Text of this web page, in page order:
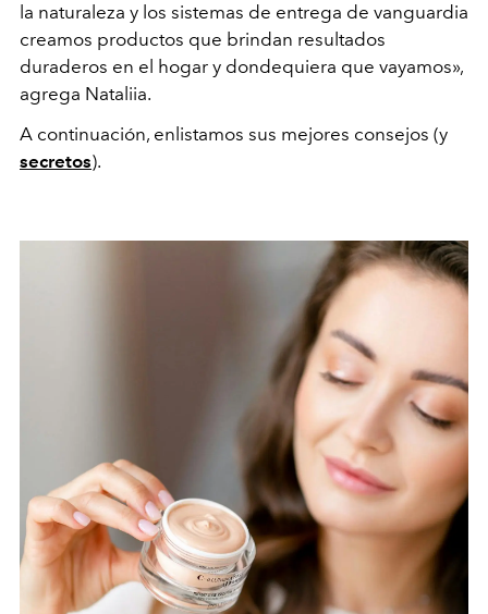
la naturaleza y los sistemas de entrega de vanguardia
creamos productos que brindan resultados
duraderos en el hogar y dondequiera que vayamos»,
agrega Nataliia.
A continuación, enlistamos sus mejores consejos (y
secretos).